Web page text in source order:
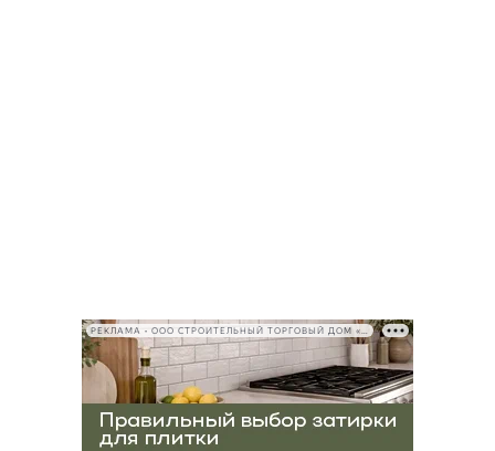
РЕКЛАМА • ООО СТРОИТЕЛЬНЫЙ ТОРГОВЫЙ ДОМ «ПЕТРОВИЧ», ИНН 7802348846